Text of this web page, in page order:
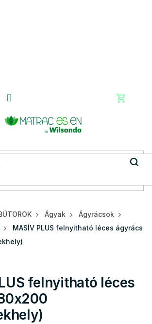
Kosár
Ágyak
Ágyrácsok
MASÍV PLUS felnyitható léces ágyrács
felnyitható léces